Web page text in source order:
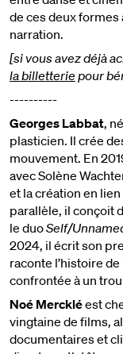
de ces deux
narration.
[si vous avez déjà
la billetterie pour
----------
Georges Labbat,
plasticien. Il crée
mouvement. En
avec Solène
et la création en
parallèle, il conçoit
le duoSelf/
2024, il écrit son
raconte l’histoire
confrontée à un
Noé Merckléest
vingtaine de films,
documentaires et